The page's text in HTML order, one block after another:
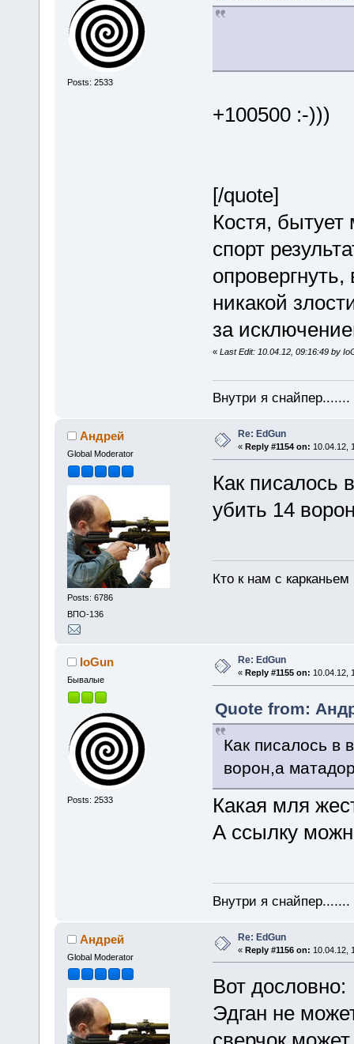
Posts: 2533
+100500 :-)))
[/quote]
Костя, бытует
спорт
опровергнуть,
никакой
за
« Last Edit: 10.04.12, 09:16:49 by
Внутри я
Андрей
Global Moderator
Posts: 6786
ВПО-136
Re: EdGun
« Reply #1154 on: 10.04.12,
Как писалось
убить 14
Кто к нам с
IoGun
Бывалые
Posts: 2533
Re: EdGun
« Reply #1155 on: 10.04.12,
Quote from:
Как писалось в
ворон,а
Какая мля
А ссылку
Внутри я
Андрей
Global Moderator
Re: EdGun
« Reply #1156 on: 10.04.12,
Вот дословно:
Эдган не